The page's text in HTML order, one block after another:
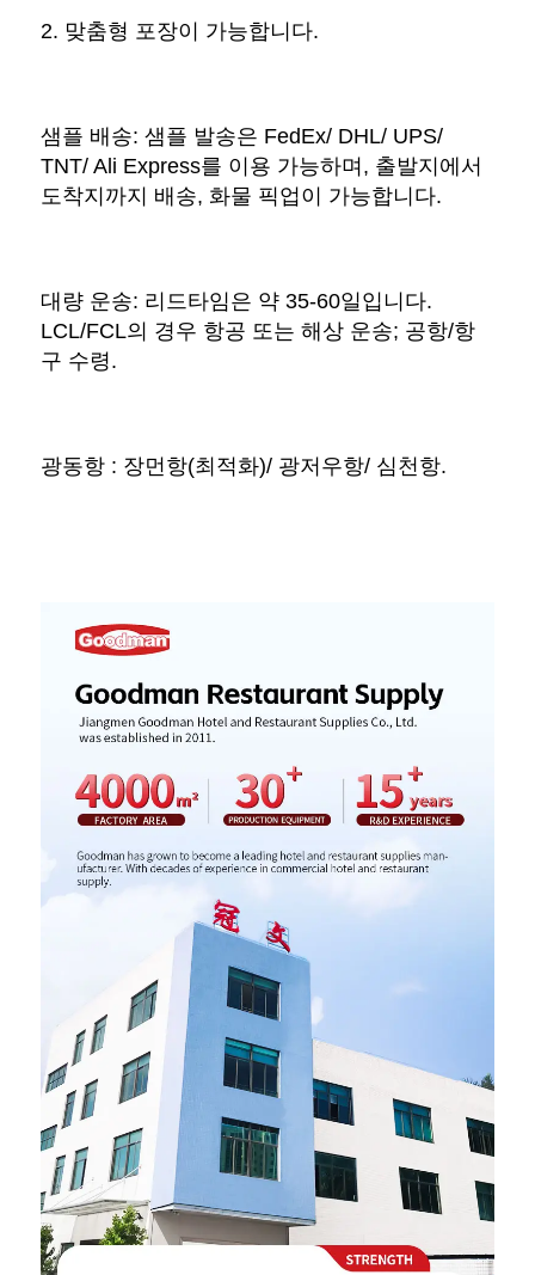
2. 맞춤형 포장이 가능합니다.
샘플 배송: 샘플 발송은 FedEx/ DHL/ UPS/
TNT/ Ali Express를 이용 가능하며, 출발지에서
도착지까지 배송, 화물 픽업이 가능합니다.
대량 운송: 리드타임은 약 35-60일입니다.
LCL/FCL의 경우 항공 또는 해상 운송; 공항/항
구 수령.
광동항 : 장먼항(최적화)/ 광저우항/ 심천항.